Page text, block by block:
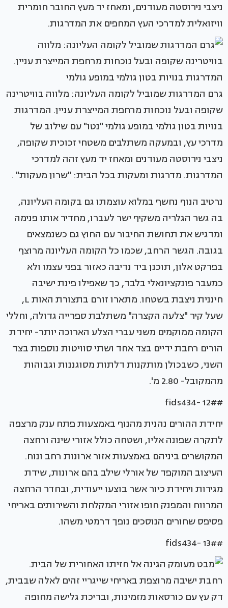
ניצבי נירוסטה מעודנים, ומאחז יד מעץ החובר חומרית
וויזואלית למדרכי העץ המחפים את המדרגות.
גרם המדרגות שמוביל לקומה העליונה: מלווה בוויטרינה
שקופה ובעל נוכחות מרחפת המייצרת עניין. המדרגות
בנויות בטון גולמי במופע גולמי "נטו" עם שילוב של
מדרכי עץ, ובמעקה משתלבים משטחי זכוכית שקופה,
ניצבי נירוסטה מעודנים ומאחז יד מעץ זהה למדרכי
המדרגות. מדרגות ומעקות בכל הבית: "שרון מעקות" .
נרטיב הנוף נחשף במלוא עוצמתו גם בקומה העליונה,
בה גשר הגלריה משקיף ישר לעברו, מחדיר אותו פנימה
ומדגיש את תחושת החיבור עם החוץ גם כשנמצאים
בגובה. הגשר הרחב, שכמו כל הקומה העליונה מרוצף
בפרקט אלון, תוכנן ביד נדיבה כאזור בפני עצמו ולא
כמעבר פונקציונאלי בלבד, כך שאפילו פינת ישיבה
חיננית ניצבת בשטחו. מתארו זורם בתצורת האות L,
שעל קיר "צלעה הקצרה" משתלבת ספרייה גדולה, וחללי
הקומה ממוקמים משני עברי הצלע הארוכה יותר- יחידת
הורים רחבת ידיים בצד אחד ושתי סוויטות נוספות בצד
השני, כשבכולן מותקנות דלתות מסוגננות וגבוהות
מהמקובל- 2.80 מ'.
#fids434- 12#
יחידת ההורים נהנית מהנוף באמצעות פתח ענק מרצפה
לתקרה שפונה אליו, ושטחה כולל אזורי שינה ורחצה
המקושרים ביניהם באמצעות אזור ארונות רחב ונוח.
העיצוב המוקפד של אורלי שילב בהם ארונות, שידת
מגירות ויחידת כיור אשר בוצעו ייעודית, ובחדר הרחצה
המרווח והמפנק חופו אזורי המקלחת והשירותים באריחי
פסיפס שחורים הנוסכים נופך דרמטי משהו.
#fids434- 13#